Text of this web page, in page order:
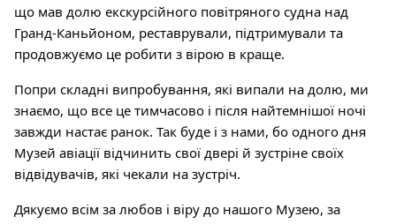
що мав долю екскурсійного повітряного судна над
Гранд-Каньйоном, реставрували, підтримували та
продовжуємо це робити з вірою в краще.
Попри складні випробування, які випали на долю, ми
знаємо, що все це тимчасово і після найтемнішої ночі
завжди настає ранок. Так буде і з нами, бо одного дня
Музей авіації відчинить свої двері й зустріне своїх
відвідувачів, які чекали на зустріч.
Дякуємо всім за любов і віру до нашого Музею, за